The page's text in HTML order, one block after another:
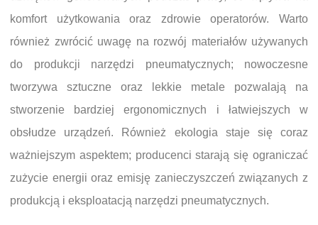
komfort użytkowania oraz zdrowie operatorów. Warto
również zwrócić uwagę na rozwój materiałów używanych
do produkcji narzędzi pneumatycznych; nowoczesne
tworzywa sztuczne oraz lekkie metale pozwalają na
stworzenie bardziej ergonomicznych i łatwiejszych w
obsłudze urządzeń. Również ekologia staje się coraz
ważniejszym aspektem; producenci starają się ograniczać
zużycie energii oraz emisję zanieczyszczeń związanych z
produkcją i eksploatacją narzędzi pneumatycznych.